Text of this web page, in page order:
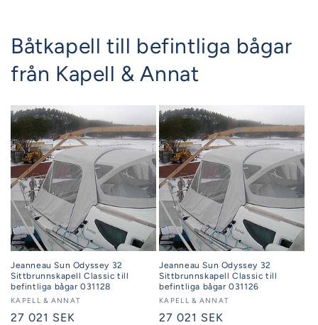
Båtkapell till befintliga bågar
från Kapell & Annat
Jeanneau Sun Odyssey 32
Sittbrunnskapell Classic till
befintliga bågar 031128
Säljare:
KAPELL & ANNAT
Ordinarie
27 021 SEK
Jeanneau Sun Odyssey 32
Sittbrunnskapell Classic till
befintliga bågar 031126
Säljare:
KAPELL & ANNAT
Ordinarie
27 021 SEK